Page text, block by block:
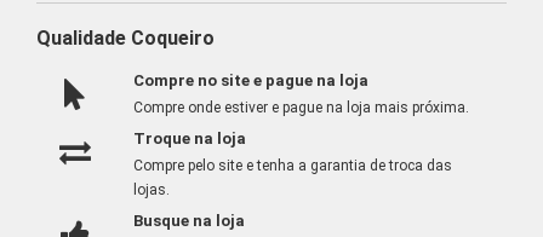
Qualidade Coqueiro
Compre no site e pague na loja
Compre onde estiver e pague na loja mais próxima.
Troque na loja
Compre pelo site e tenha a garantia de troca das
lojas.
Busque na loja